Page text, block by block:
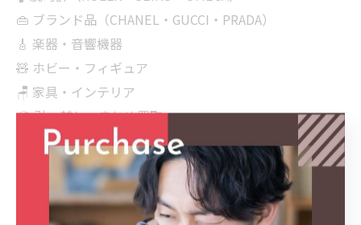
👜 ブランド品（CHANEL・GUCCI・PRADA）
🎸 楽器・音響機器
🧸 ホビー・フィギュア
🪑 家具・インテリア
📦 引っ越し・まとめ買取
────────────
🔍 ハッシュタグ